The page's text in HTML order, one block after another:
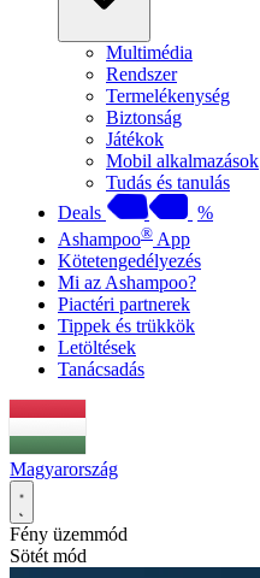
Multimédia
Rendszer
Termelékenység
Biztonság
Játékok
Mobil alkalmazások
Tudás és tanulás
Deals
%
Ashampoo® App
Kötetengedélyezés
Mi az Ashampoo?
Piactéri partnerek
Tippek és trükkök
Letöltések
Tanácsadás
Magyarország
Fény üzemmód
Sötét mód